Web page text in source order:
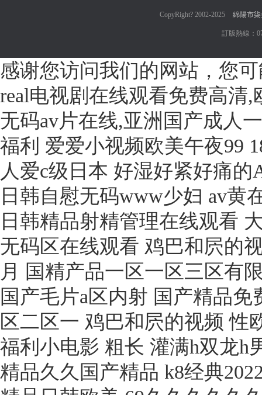
CopyRight? 2002-2025 綿陽市
訂版熱線：
感谢您访问我们的网站，您
real电视剧在线观看免费高清
无码av片在线,亚洲国产成人